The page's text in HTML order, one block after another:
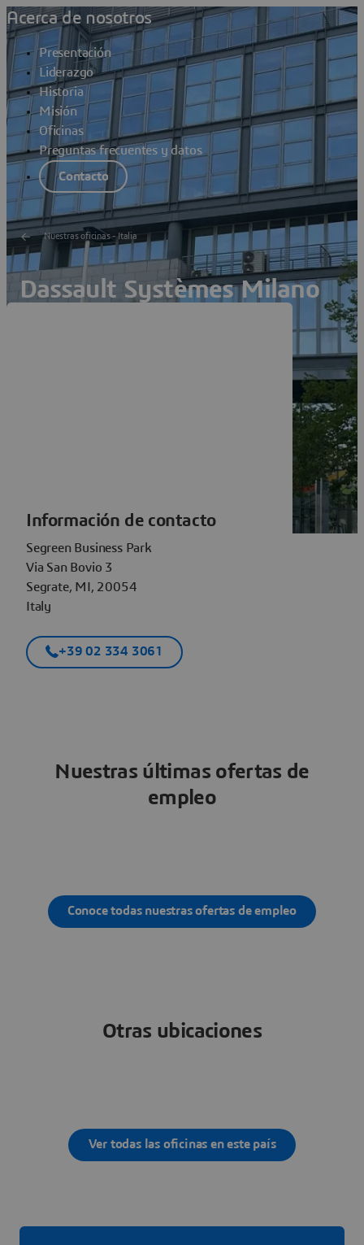
Acerca de nosotros
Presentación
Liderazgo
Historia
Misión
Oficinas
Preguntas frecuentes y datos
Contacto
Nuestras oficinas - Italia
Dassault Systèmes Milano
Información de contacto
Segreen Business Park
Via San Bovio 3
Segrate, MI, 20054
Italy
+39 02 334 3061
Nuestras últimas ofertas de
empleo
Conoce todas nuestras ofertas de empleo
Otras ubicaciones
Ver todas las oficinas en este país